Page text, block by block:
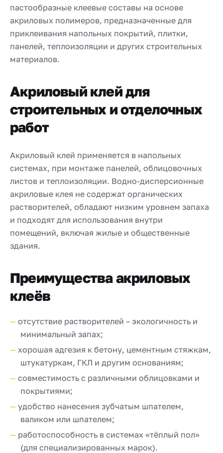
пастообразные клеевые составы на основе
акриловых полимеров, предназначенные для
приклеивания напольных покрытий, плитки,
панелей, теплоизоляции и других строительных
материалов.
Акриловый клей для
строительных и отделочных
работ
Акриловый клей применяется в напольных
системах, при монтаже панелей, облицовочных
листов и теплоизоляции. Водно-дисперсионные
акриловые клея не содержат органических
растворителей, обладают низким уровнем запаха
и подходят для использования внутри
помещений, включая жилые и общественные
здания.
Преимущества акриловых
клеёв
отсутствие растворителей – экологичность и
минимальный запах;
хорошая адгезия к бетону, цементным стяжкам,
штукатуркам, ГКЛ и другим основаниям;
совместимость с различными облицовками и
покрытиями;
удобство нанесения зубчатым шпателем,
валиком или шпателем;
работоспособность в системах «тёплый пол»
(для специализированных марок).